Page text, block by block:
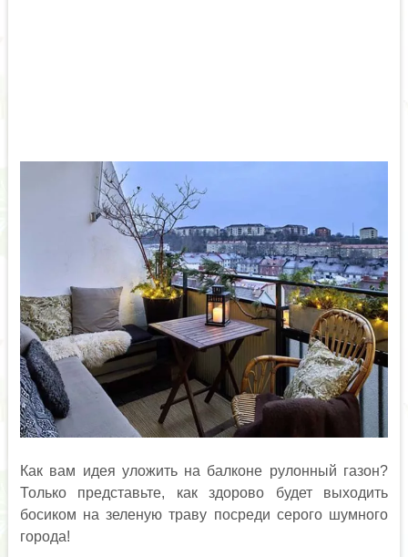
Как вам идея уложить на балконе рулонный газон?
Только представьте, как здорово будет выходить
босиком на зеленую траву посреди серого шумного
города!